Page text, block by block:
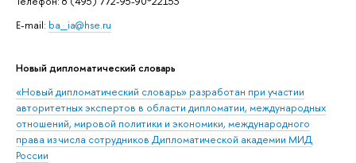
E-mail: ba_ia@hse.ru
Новый дипломатический словарь
«Новый дипломатический словарь» разработан при участии
авторитетных экспертов в области дипломатии, международных
отношений, мировой политики и экономики, международного
права из числа сотрудников Дипломатической академии МИД
России